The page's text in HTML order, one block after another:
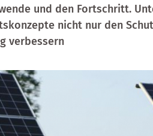
und den Fortschritt.
nicht nur den
verbessern